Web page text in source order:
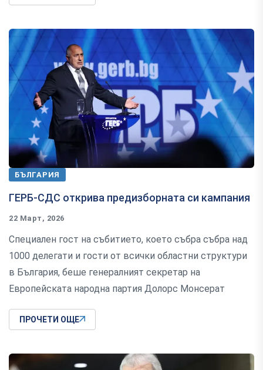
БЪЛГАРИЯ
ГЕРБ-СДС открива предизборната си кампания
22 Март, 2026
Специален гост на събитието, което събра събра над
1000 делегати и гости от всички областни структури
в България, беше генералният секретар на
Европейската народна партия Долорс Монсерат
ПРОЧЕТИ ОЩЕ